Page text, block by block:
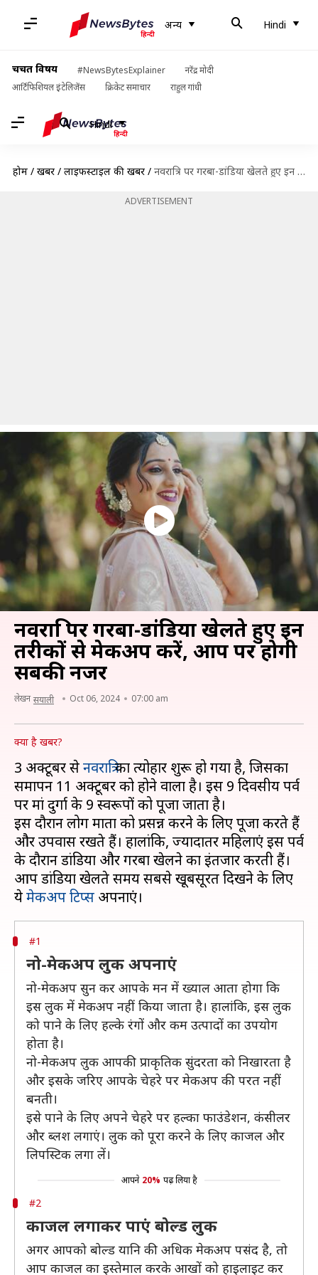
अन्य Hindi
चर्चित विषय #NewsBytesExplainer
नरेंद्र मोदी
आर्टिफिशियल इंटेलिजेंस
क्रिकेट समाचार राहुल गांधी
Hindi
होम / खबरें / लाइफस्टाइल की खबरें / नवरात्रि पर गरबा-डांडिया खेलते हुए इन तरीकों से मेकअप करें, आप पर होगी सबकी नजर
ADVERTISEMENT
नवरात्रि पर गरबा-डांडिया खेलते हुए इन
तरीकों से मेकअप करें, आप पर होगी
सबकी नजर
लेखन सयाली Oct 06, 2024 07:00 am
क्या है खबर?
3 अक्टूबर सेनवरात्रिका त्योहार शुरू हो गया है, जिसका
समापन 11 अक्टूबर को होने वाला है। इस 9 दिवसीय पर्व
पर मां दुर्गा के 9 स्वरूपों को पूजा जाता है।
इस दौरान लोग माता को प्रसन्न करने के लिए पूजा करते हैं
और उपवास रखते हैं। हालांकि, ज्यादातर महिलाएं इस पर्व
के दौरान डांडिया और गरबा खेलने का इंतजार करती हैं।
आप डांडिया खेलते समय सबसे खूबसूरत दिखने के लिए
येमेकअप टिप्स
#1
नो-मेकअप लुक अपनाएं
नो-मेकअप सुन कर आपके मन में ख्याल आता होगा कि
इस लुक में मेकअप नहीं किया जाता है। हालांकि, इस लुक
को पाने के लिए हल्के रंगों और कम उत्पादों का उपयोग
होता है।
नो-मेकअप लुक आपकी प्राकृतिक सुंदरता को निखारता है
और इसके जरिए आपके चेहरे पर मेकअप की परत नहीं
बनती।
इसे पाने के लिए अपने चेहरे पर हल्का फाउंडेशन, कंसीलर
और ब्लश लगाएं। लुक को पूरा करने के लिए काजल और
लिपस्टिक लगा लें।
आपने 20% पढ़ लिया है
#2
काजल लगाकर पाएं बोल्ड लुक
अगर आपको बोल्ड यानि की अधिक मेकअप पसंद है, तो
आप काजल का इस्तेमाल करके आखों को हाइलाइट कर